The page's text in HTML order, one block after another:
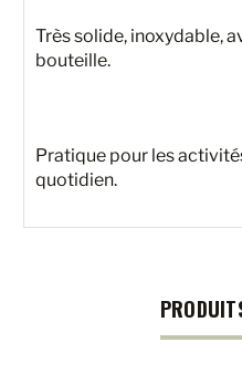
Très solide, inoxydable,
bouteille.
Pratique pour les
quotidien.